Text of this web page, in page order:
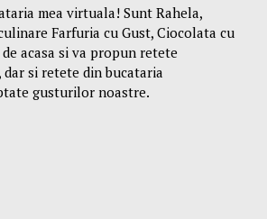
mea virtuala! Sunt Rahela,
Farfuria cu Gust, Ciocolata cu
acasa si va propun retete
si retete din bucataria
gusturilor noastre.